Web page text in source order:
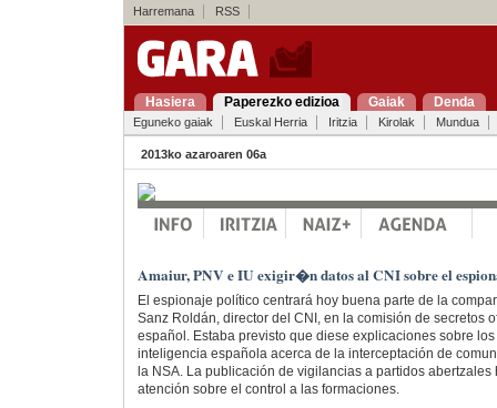
Harremana RSS
Hasiera Paperezko edizioa Gaiak Denda
Eguneko gaiak Euskal Herria Iritzia Kirolak Mundua
2013ko azaroaren 06a
Amaiur, PNV e IU exigir�n datos al CNI sobre el
El espionaje político centrará hoy buena parte de la
Sanz Roldán, director del CNI, en la comisión de secretos
español. Estaba previsto que diese explicaciones sobre
inteligencia española acerca de la interceptación de
la NSA. La publicación de vigilancias a partidos
atención sobre el control a las formaciones.